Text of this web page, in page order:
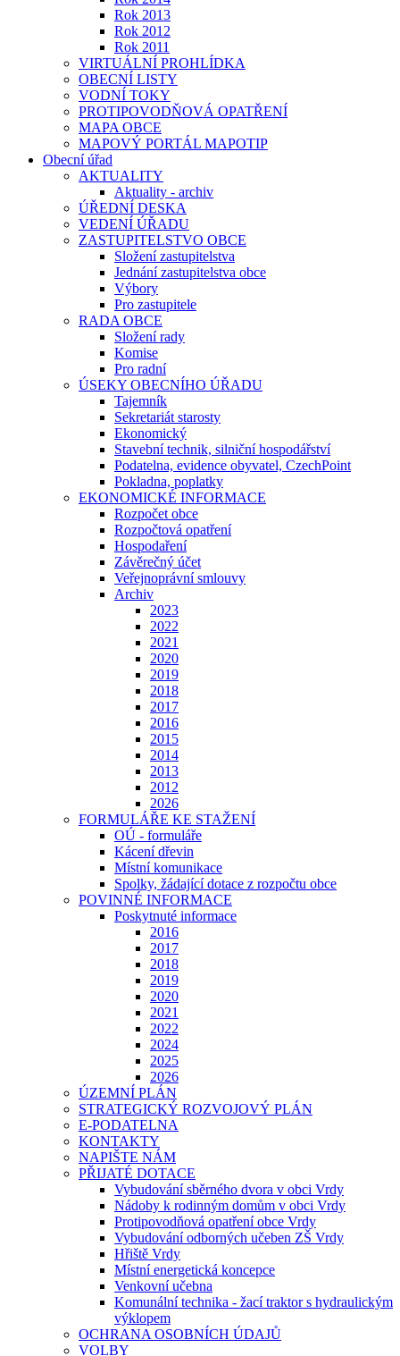
Rok 2013
Rok 2012
Rok 2011
VIRTUÁLNÍ PROHLÍDKA
OBECNÍ LISTY
VODNÍ TOKY
PROTIPOVODŇOVÁ OPATŘENÍ
MAPA OBCE
MAPOVÝ PORTÁL MAPOTIP
Obecní úřad
AKTUALITY
Aktuality - archiv
ÚŘEDNÍ DESKA
VEDENÍ ÚŘADU
ZASTUPITELSTVO OBCE
Složení zastupitelstva
Jednání zastupitelstva obce
Výbory
Pro zastupitele
RADA OBCE
Složení rady
Komise
Pro radní
ÚSEKY OBECNÍHO ÚŘADU
Tajemník
Sekretariát starosty
Ekonomický
Stavební technik, silniční hospodářství
Podatelna, evidence obyvatel, CzechPoint
Pokladna, poplatky
EKONOMICKÉ INFORMACE
Rozpočet obce
Rozpočtová opatření
Hospodaření
Závěrečný účet
Veřejnoprávní smlouvy
Archiv
2023
2022
2021
2020
2019
2018
2017
2016
2015
2014
2013
2012
2026
FORMULÁŘE KE STAŽENÍ
OÚ - formuláře
Kácení dřevin
Místní komunikace
Spolky, žádající dotace z rozpočtu obce
POVINNÉ INFORMACE
Poskytnuté informace
2016
2017
2018
2019
2020
2021
2022
2024
2025
2026
ÚZEMNÍ PLÁN
STRATEGICKÝ ROZVOJOVÝ PLÁN
E-PODATELNA
KONTAKTY
NAPIŠTE NÁM
PŘIJATÉ DOTACE
Vybudování sběrného dvora v obci Vrdy
Nádoby k rodinným domům v obci Vrdy
Protipovodňová opatření obce Vrdy
Vybudování odborných učeben ZŠ Vrdy
Hřiště Vrdy
Místní energetická koncepce
Venkovní učebna
Komunální technika - žací traktor s hydraulickým
výklopem
OCHRANA OSOBNÍCH ÚDAJŮ
VOLBY